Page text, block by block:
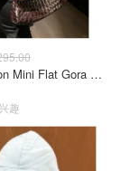
Dragon Diffusion Mini Flat Gora 深棕色手提包
趣